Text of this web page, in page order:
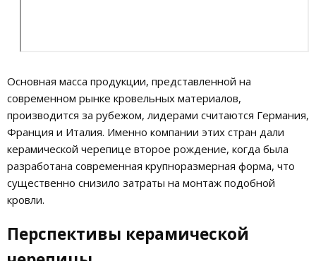
Основная масса продукции, представленной на
современном рынке кровельных материалов,
производится за рубежом, лидерами считаются Германия,
Франция и Италия. Именно компании этих стран дали
керамической черепице второе рождение, когда была
разработана современная крупноразмерная форма, что
существенно снизило затраты на монтаж подобной
кровли.
Перспективы керамической